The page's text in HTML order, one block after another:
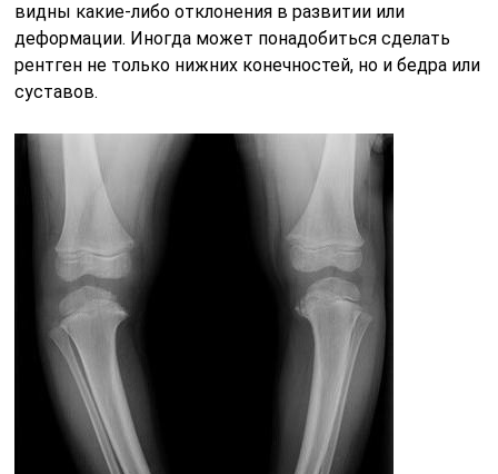
видны какие-либо отклонения в развитии или
деформации. Иногда может понадобиться сделать
рентген не только нижних конечностей, но и бедра или
суставов.